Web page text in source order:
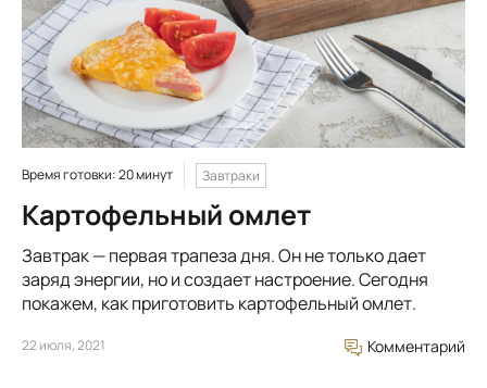
Время готовки: 20 минут Завтраки
Картофельный омлет
Завтрак — первая трапеза дня. Он не только дает
заряд энергии, но и создает настроение. Сегодня
покажем, как приготовить картофельный омлет.
22 июля, 2021 Комментарий